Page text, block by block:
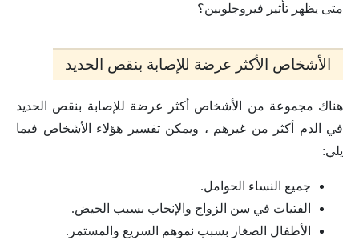
متى يظهر تأثير فيروجلوبين؟
الأشخاص الأكثر عرضة للإصابة بنقص الحديد
هناك مجموعة من الأشخاص أكثر عرضة للإصابة بنقص الحديد
في الدم أكثر من غيرهم ، ويمكن تفسير هؤلاء الأشخاص فيما
يلي:
جميع النساء الحوامل.
الفتيات في سن الزواج والإنجاب بسبب الحيض.
الأطفال الصغار بسبب نموهم السريع والمستمر.